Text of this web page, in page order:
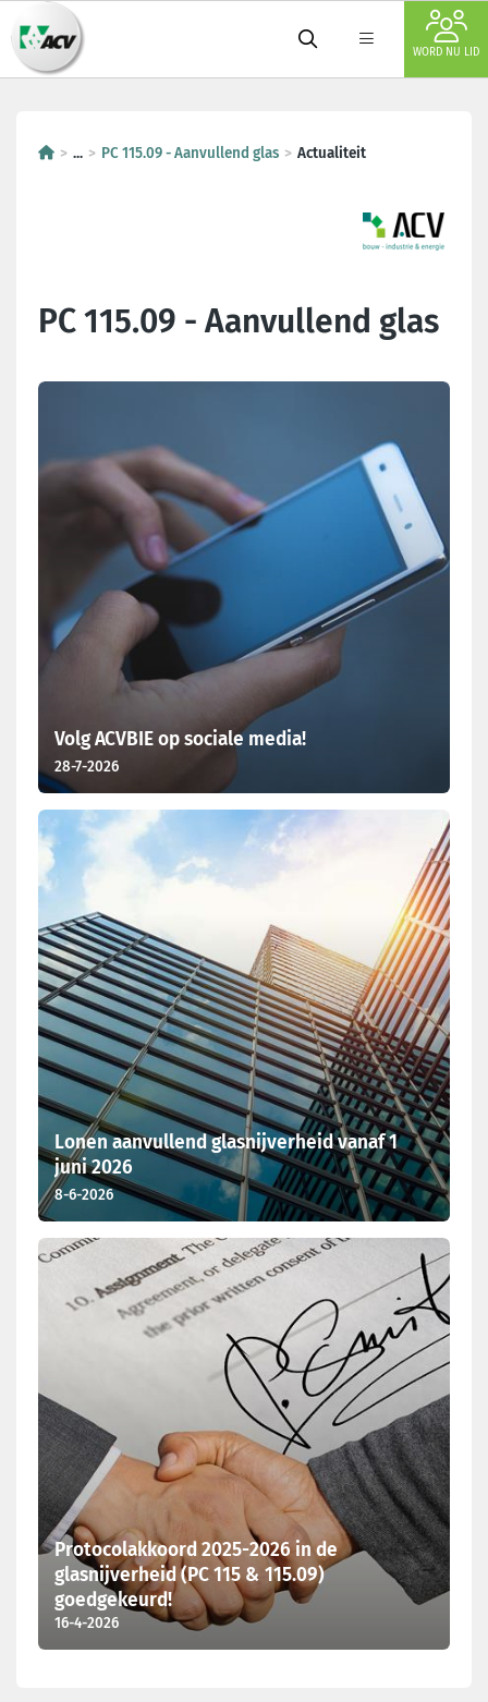
WORD NU LID
... PC 115.09 - Aanvullend glas Actualiteit
PC 115.09 - Aanvullend glas
Laatste nieuws
Volg ACVBIE op sociale media!
28-7-2026
Lonen aanvullend glasnijverheid vanaf 1
juni 2026
8-6-2026
Protocolakkoord 2025-2026 in de
glasnijverheid (PC 115 & 115.09)
goedgekeurd!
16-4-2026